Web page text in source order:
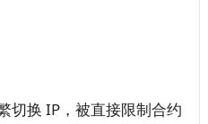
切换 IP，被直接限制合约